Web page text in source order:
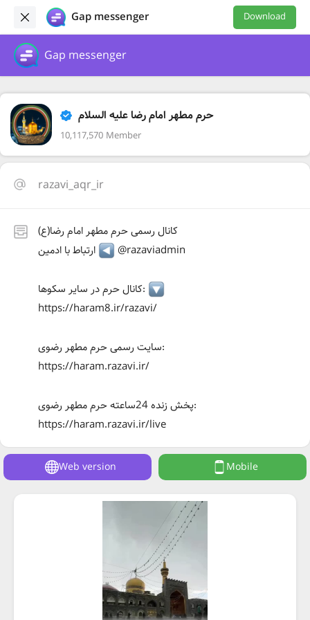
Gap messenger Download
Gap messenger
حرم مطهر امام رضا علیه السلام
10,117,570 Member
razavi_aqr_ir
کانال رسمی حرم مطهر امام رضا(ع)
@razaviadmin
کانال حرم در سایر سکوها:
https://haram8.ir/razavi/
سایت رسمی حرم مطهر رضوی:
https://haram.razavi.ir/
پخش زنده 24ساعته حرم مطهر رضوی:
https://haram.razavi.ir/live
Web version Mobile